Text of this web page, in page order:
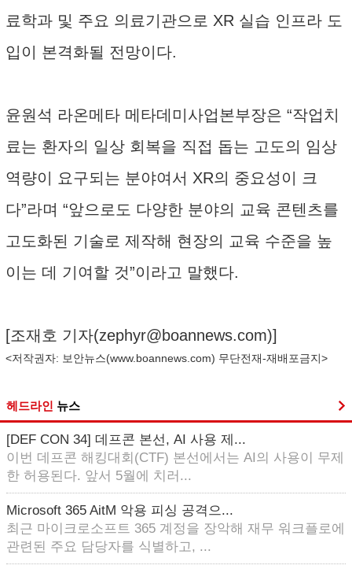
료학과 및 주요 의료기관으로 XR 실습 인프라 도
입이 본격화될 전망이다.
윤원석 라온메타 메타데미사업본부장은 “작업치
료는 환자의 일상 회복을 직접 돕는 고도의 임상
역량이 요구되는 분야여서 XR의 중요성이 크
다”라며 “앞으로도 다양한 분야의 교육 콘텐츠를
고도화된 기술로 제작해 현장의 교육 수준을 높
이는 데 기여할 것”이라고 말했다.
[조재호 기자(zephyr@boannews.com)]
<저작권자: 보안뉴스(www.boannews.com) 무단전재-재배포금지>
헤드라인 뉴스
[DEF CON 34] 데프콘 본선, AI 사용 제...
이번 데프콘 해킹대회(CTF) 본선에서는 AI의 사용이 무제
한 허용된다. 앞서 5월에 치러...
Microsoft 365 AitM 악용 피싱 공격으...
최근 마이크로소프트 365 계정을 장악해 재무 워크플로에
관련된 주요 담당자를 식별하고, ...